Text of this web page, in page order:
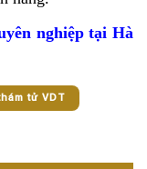
nghiệp tại Hà
tử VDT